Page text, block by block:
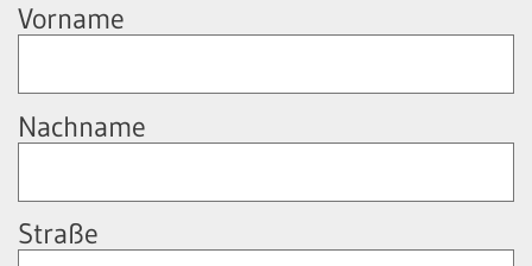
Vorname
Nachname
Straße